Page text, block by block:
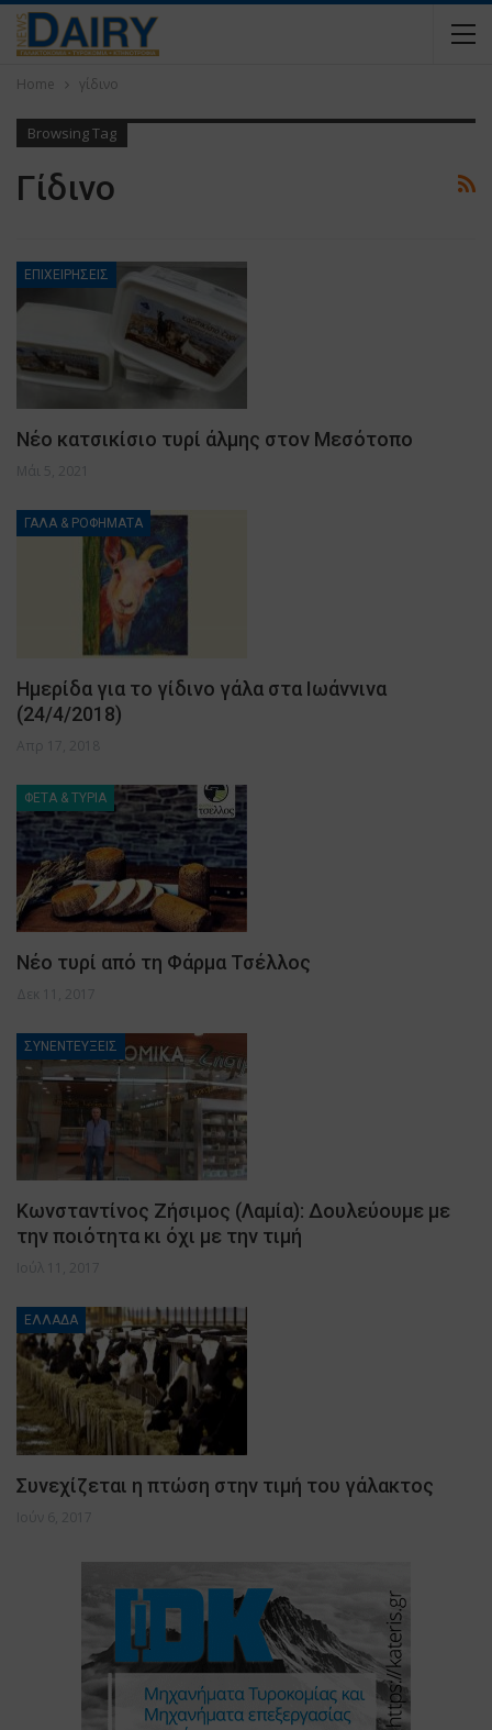
Home γίδινο
Browsing Tag
Γίδινο
ΕΠΙΧΕΙΡΗΣΕΙΣ
Νέο κατσικίσιο τυρί άλμης στον Μεσότοπο
Μάι 5, 2021
ΓΑΛΑ & ΡΟΦΗΜΑΤΑ
Ημερίδα για το γίδινο γάλα στα Ιωάννινα
(24/4/2018)
Απρ 17, 2018
ΦΕΤΑ & ΤΥΡΙΑ
Νέο τυρί από τη Φάρμα Τσέλλος
Δεκ 11, 2017
ΣΥΝΕΝΤΕΥΞΕΙΣ
Κωνσταντίνος Ζήσιμος (Λαμία): Δουλεύουμε με
την ποιότητα κι όχι με την τιμή
Ιούλ 11, 2017
ΕΛΛΑΔΑ
Συνεχίζεται η πτώση στην τιμή του γάλακτος
Ιούν 6, 2017